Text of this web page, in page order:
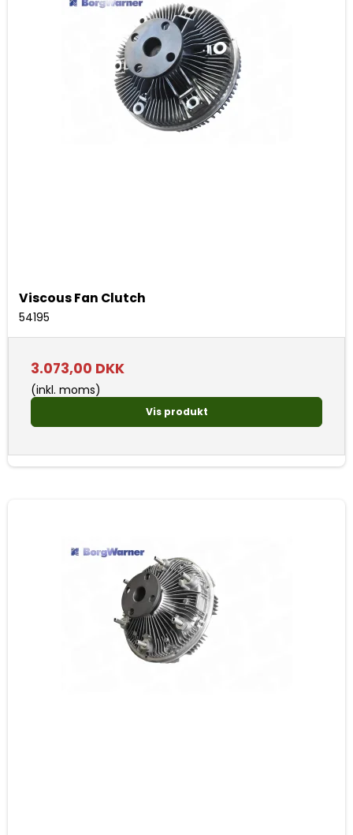
Viscous Fan Clutch
54195
3.073,00 DKK
(inkl. moms)
Vis produkt